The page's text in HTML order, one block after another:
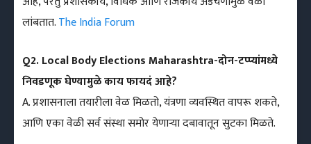
लांबतात.The India Forum
Q2. Local Body Elections Maharashtra-दोन-टप्प्यांमध्ये
निवडणूक घेण्यामुळे काय फायदं आहे?
A. प्रशासनाला तयारीला वेळ मिळतो, यंत्रणा व्यवस्थित वापरू शकते,
आणि एका वेळी सर्व संस्था समोर येणाऱ्या दबावातून सुटका मिळते.